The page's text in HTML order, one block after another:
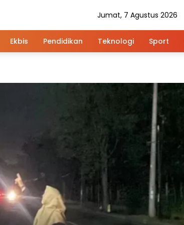
Jumat, 7 Agustus 2026
Ekbis Pendidikan Teknologi Sport